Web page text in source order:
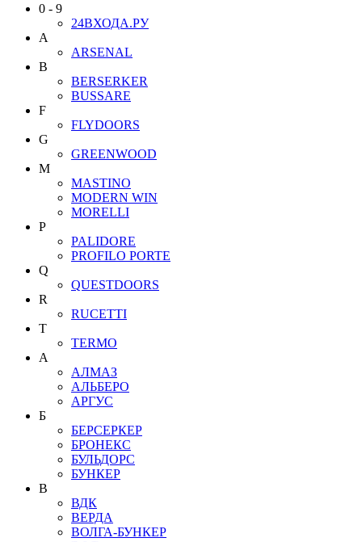
0 - 9
24ВХОДА.РУ
A
ARSENAL
B
BERSERKER
BUSSARE
F
FLYDOORS
G
GREENWOOD
M
MASTINO
MODERN WIN
MORELLI
P
PALIDORE
PROFILO PORTE
Q
QUESTDOORS
R
RUCETTI
T
TERMO
А
АЛМАЗ
АЛЬБЕРО
АРГУС
Б
БЕРСЕРКЕР
БРОНЕКС
БУЛЬДОРС
БУНКЕР
В
ВДК
ВЕРДА
ВОЛГА-БУНКЕР